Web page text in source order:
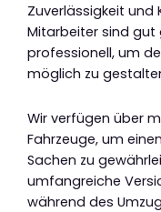
Zuverlässigkeit und
Mitarbeiter sind
professionell, um
möglich zu
Wir verfügen über
Fahrzeuge, um
Sachen zu
umfangreiche
während des